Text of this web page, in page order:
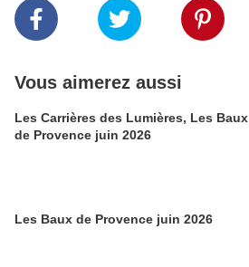
Vous aimerez aussi
Les Carrières des Lumières, Les Baux
de Provence juin 2026
Les Baux de Provence juin 2026